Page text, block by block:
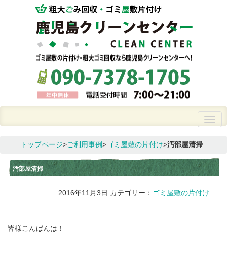
トップページ>ご利用事例>ゴミ屋敷の片付け>汚部屋清掃
汚部屋清掃
2016年11月3日 カテゴリー： ゴミ屋敷の片付け
皆様こんばんは！